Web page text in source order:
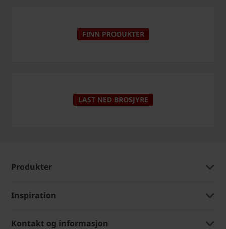
FINN PRODUKTER
LAST NED BROSJYRE
Produkter
Inspiration
Kontakt og informasjon